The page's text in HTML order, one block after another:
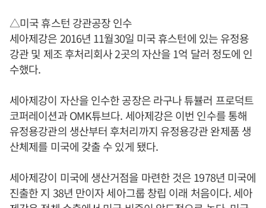
△미국 휴스턴 강관공장 인수
세아제강은 2016년 11월30일 미국 휴스턴에 있는 유정용
강관 및 제조 후처리회사 2곳의 자산을 1억 달러 정도에 인
수했다.
세아제강이 자산을 인수한 공장은 라구나 튜뷸러 프로덕트
코퍼레이션과 OMK튜브다. 세아제강은 이번 인수를 통해
유정용강관의 생산부터 후처리까지 유정용강관 완제품 생
산체제를 미국에 갖출 수 있게 됐다.
세아제강이 미국에 생산거점을 마련한 것은 1978년 미국에
진출한 지 38년 만이자 세아그룹 창립 이래 처음이다. 세아